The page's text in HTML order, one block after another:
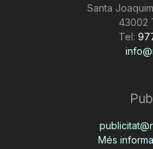
Santa
43002
Tel:
Més